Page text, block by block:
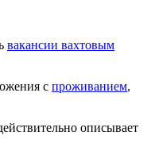
вакансии вахтовым
с проживанием,
описывает